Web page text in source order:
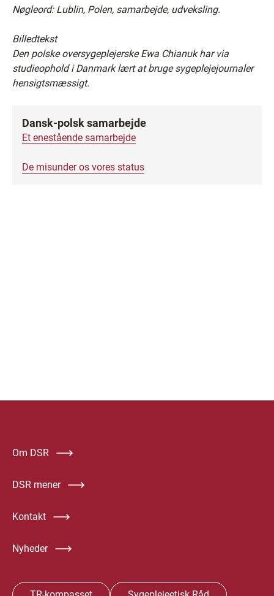
Nøgleord: Lublin, Polen, samarbejde, udveksling.
Billedtekst
Den polske oversygeplejerske Ewa Chianuk har via
studieophold i Danmark lært at bruge sygeplejejournaler
hensigtsmæssigt.
Dansk-polsk samarbejde
Et enestående samarbejde
De misunder os vores status
Om DSR
DSR mener
Kontakt
Nyheder